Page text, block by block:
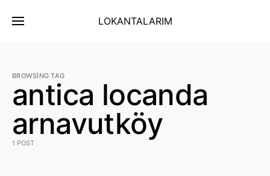
LOKANTALARIM
BROWSING TAG
antica locanda
arnavutköy
1 POST